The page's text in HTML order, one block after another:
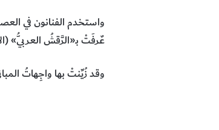
واستخدم الفنانون في
عٌرفَتْ بـ«الرَّقشُ العربيُّ»
وقد زُيِّنتْ بها واجِهاتُ